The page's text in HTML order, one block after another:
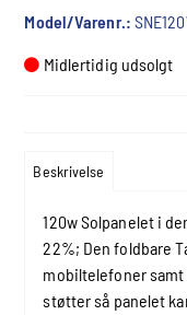
Model/Varenr.:
Midlertidig udsolgt
Beskrivelse
120w Solpanelet i
22%; Den foldbare
mobiltelefoner samt
støtter så panelet